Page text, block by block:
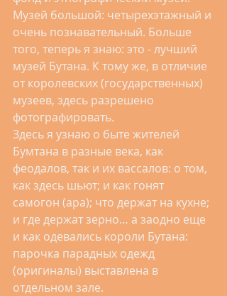
Музей большой: четырехэтажный и
очень познавательный. Больше
того, теперь я знаю: это - лучший
музей Бутана. К тому же, в отличие
от королевских (государственных)
музеев, здесь разрешено
фотографировать.
Здесь я узнаю о быте жителей
Бумтана в разные века, как
феодалов, так и их вассалов: о том,
как здесь шьют; и как гонят
самогон (ара); что держат на кухне;
и где держат зерно… а заодно еще
и как одевались короли Бутана:
парочка парадных одежд
(оригиналы) выставлена в
отдельном зале.